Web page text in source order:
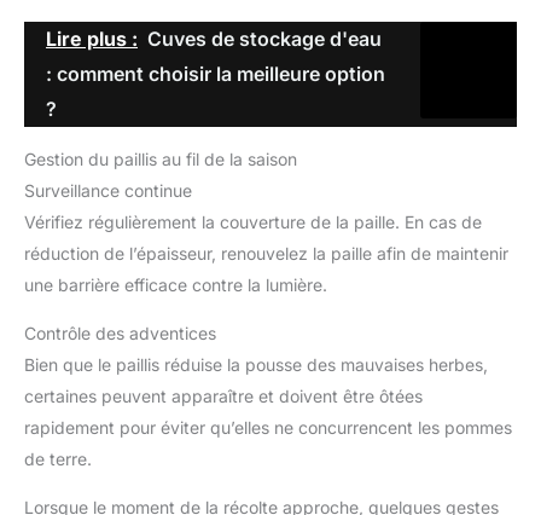
Lire plus : Cuves de stockage d'eau
: comment choisir la meilleure option
?
Gestion du paillis au fil de la saison
Surveillance continue
Vérifiez régulièrement la couverture de la paille. En cas de
réduction de l’épaisseur, renouvelez la paille afin de maintenir
une barrière efficace contre la lumière.
Contrôle des adventices
Bien que le paillis réduise la pousse des mauvaises herbes,
certaines peuvent apparaître et doivent être ôtées
rapidement pour éviter qu’elles ne concurrencent les pommes
de terre.
Lorsque le moment de la récolte approche, quelques gestes